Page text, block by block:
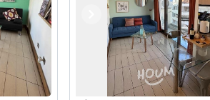
Anterior
Siguiente